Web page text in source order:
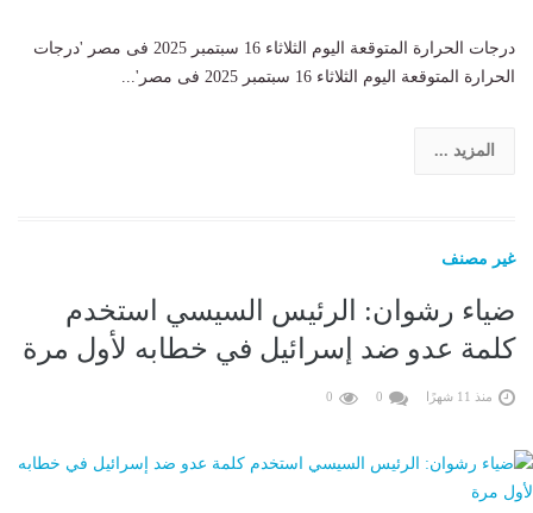
درجات الحرارة المتوقعة اليوم الثلاثاء 16 سبتمبر 2025 فى مصر 'درجات
الحرارة المتوقعة اليوم الثلاثاء 16 سبتمبر 2025 فى مصر'...
المزيد ...
غير مصنف
ضياء رشوان: الرئيس السيسي استخدم
كلمة عدو ضد إسرائيل في خطابه لأول مرة
منذ 11 شهرًا 0
0